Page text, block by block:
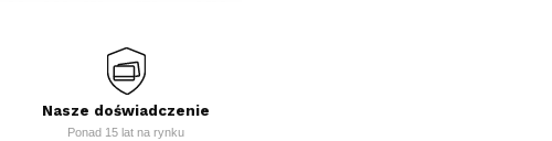
Nasze doświadczenie
Ponad 15 lat na rynku